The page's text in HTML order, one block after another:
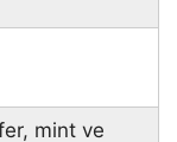
mint ve